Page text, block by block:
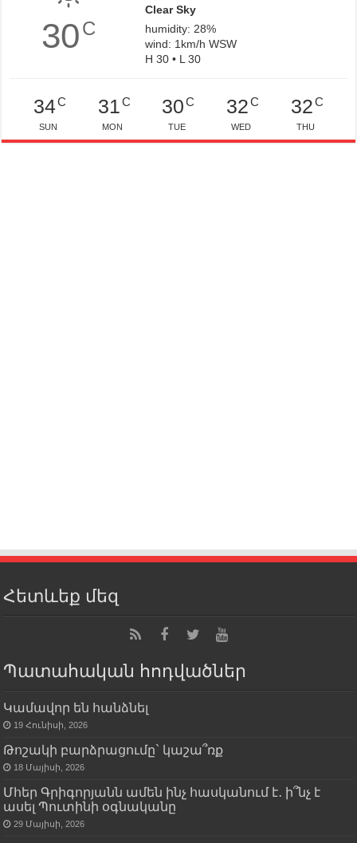
30C
Clear Sky
humidity: 28%
wind: 1km/h WSW
H 30 • L 30
34C
SUN
31C
MON
30 C
TUE
32C
WED
32C
THU
Հետևեք մեզ
Պատահական հոդվածներ
Կամավոր են հանձնել
19 Հունիսի, 2026
Թոշակի բարձրացումը` կաշա՞ռք
18 Մայիսի, 2026
Մհեր Գրիգորյանն ամեն ինչ հասկանում է․ ի՞նչ է
ասել Պուտինի օգնականը
29 Մայիսի, 2026